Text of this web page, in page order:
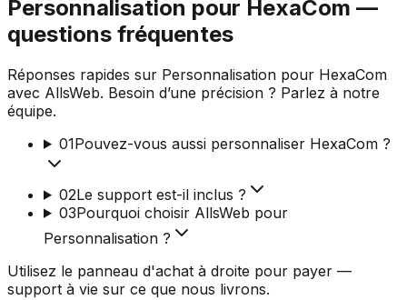
Personnalisation pour HexaCom —
questions fréquentes
Réponses rapides sur Personnalisation pour HexaCom
avec AllsWeb. Besoin d’une précision ? Parlez à notre
équipe.
01Pouvez-vous aussi personnaliser HexaCom ?
02Le support est-il inclus ?
03Pourquoi choisir AllsWeb pour
Personnalisation ?
Utilisez le panneau d'achat à droite pour payer —
support à vie sur ce que nous livrons.